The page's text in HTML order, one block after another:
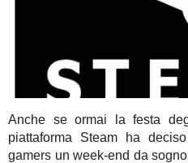
Anche se ormai la festa
piattaforma Steam ha
gamers un week-end da